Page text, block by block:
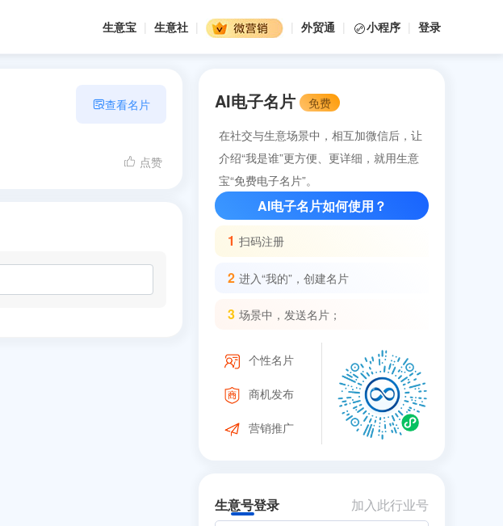
生意宝 | 生意社 | | 外贸通 | 小程序 | 登录
查看名片
点赞
AI电子名片
免费
在社交与生意场景中，相互加微信后，让
介绍“我是谁”更方便、更详细，就用生意
宝“免费电子名片”。
AI电子名片如何使用？
1 扫码注册
2 进入“我的”，创建名片
3 场景中，发送名片；
个性名片
商机发布
营销推广
生意号登录 加入此行业号